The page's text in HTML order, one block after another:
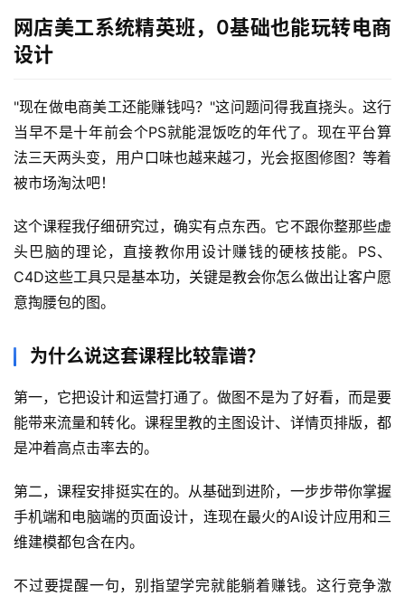
赚
项
目
创
网
网
福
缘
业
网
网店美工系统精英班，0基础也能玩转电商
设计
"现在做电商美工还能赚钱吗？"这问题问得我直挠头。这行
当早不是十年前会个PS就能混饭吃的年代了。现在平台算
法三天两头变，用户口味也越来越刁，光会抠图修图？等着
被市场淘汰吧！
这个课程我仔细研究过，确实有点东西。它不跟你整那些虚
头巴脑的理论，直接教你用设计赚钱的硬核技能。PS、
C4D这些工具只是基本功，关键是教会你怎么做出让客户愿
意掏腰包的图。
为什么说这套课程比较靠谱？
第一，它把设计和运营打通了。做图不是为了好看，而是要
能带来流量和转化。课程里教的主图设计、详情页排版，都
是冲着高点击率去的。
第二，课程安排挺实在的。从基础到进阶，一步步带你掌握
手机端和电脑端的页面设计，连现在最火的AI设计应用和三
维建模都包含在内。
不过要提醒一句，别指望学完就能躺着赚钱。这行竞争激